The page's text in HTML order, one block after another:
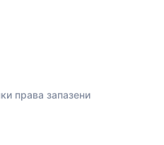
права запазени